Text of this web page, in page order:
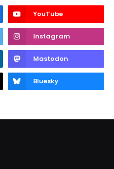
YouTube
Instagram
Mastodon
Bluesky